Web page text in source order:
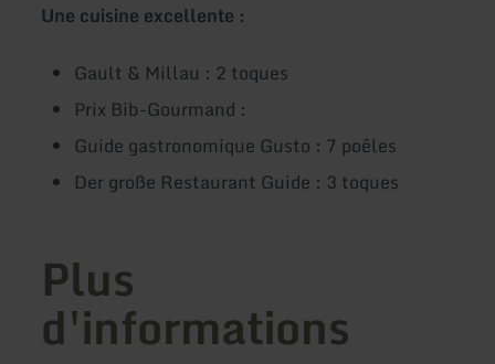
Une cuisine excellente :
Gault & Millau : 2 toques
Prix Bib-Gourmand :
Guide gastronomique Gusto : 7 poêles
Der große Restaurant Guide : 3 toques
Plus
d'informations